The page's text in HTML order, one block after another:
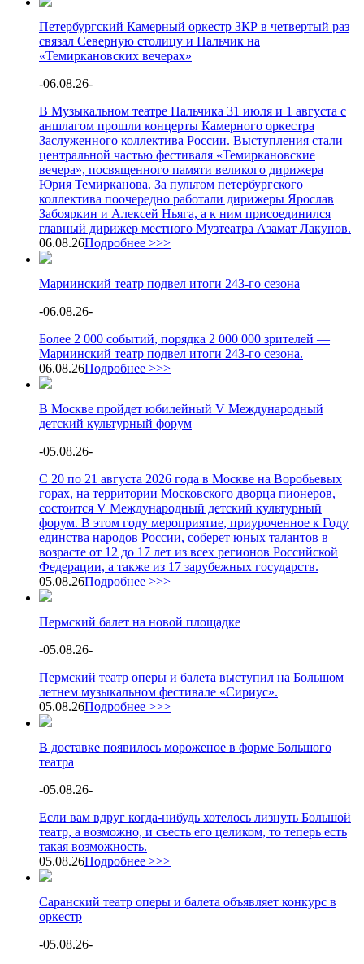
Петербургский Камерный оркестр ЗКР в четвертый раз
связал Северную столицу и Нальчик на
«Темиркановских вечерах»
-06.08.26-
В Музыкальном театре Нальчика 31 июля и 1 августа с
аншлагом прошли концерты Камерного оркестра
Заслуженного коллектива России. Выступления стали
центральной частью фестиваля «Темиркановские
вечера», посвященного памяти великого дирижера
Юрия Темирканова. За пультом петербургского
коллектива поочередно работали дирижеры Ярослав
Забояркин и Алексей Ньяга, а к ним присоединился
главный дирижер местного Музтеатра Азамат Лакунов.
06.08.26Подробнее >>>
Мариинский театр подвел итоги 243-го сезона
-06.08.26-
Более 2 000 событий, порядка 2 000 000 зрителей —
Мариинский театр подвел итоги 243-го сезона.
06.08.26Подробнее >>>
В Москве пройдет юбилейный V Международный
детский культурный форум
-05.08.26-
С 20 по 21 августа 2026 года в Москве на Воробьевых
горах, на территории Московского дворца пионеров,
состоится V Международный детский культурный
форум. В этом году мероприятие, приуроченное к Году
единства народов России, соберет юных талантов в
возрасте от 12 до 17 лет из всех регионов Российской
Федерации, а также из 17 зарубежных государств.
05.08.26Подробнее >>>
Пермский балет на новой площадке
-05.08.26-
Пермский театр оперы и балета выступил на Большом
летнем музыкальном фестивале «Сириус».
05.08.26Подробнее >>>
В доставке появилось мороженое в форме Большого
театра
-05.08.26-
Если вам вдруг когда-нибудь хотелось лизнуть Большой
театр, а возможно, и съесть его целиком, то теперь есть
такая возможность.
05.08.26Подробнее >>>
Саранский театр оперы и балета объявляет конкурс в
оркестр
-05.08.26-